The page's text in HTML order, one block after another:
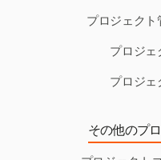
プロジェクト
プロジェ
プロジェ
その他のプ